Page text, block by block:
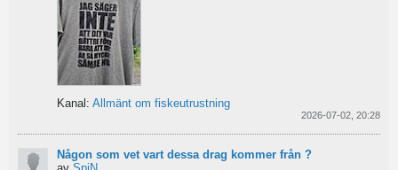
Kanal: Allmänt om fiskeutrustning
2026-07-02, 20:28
Någon som vet vart dessa drag kommer från ?